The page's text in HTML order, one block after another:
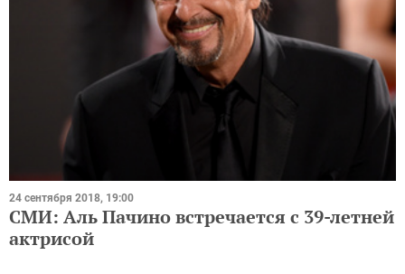
24 сентября 2018, 19:00
СМИ: Аль Пачино встречается с 39-летней
актрисой